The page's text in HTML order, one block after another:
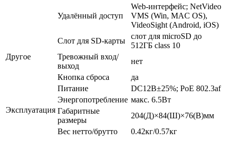
Удалённый доступ
Web-интерфейс; NetVideo
VMS (Win, MAC OS),
VideoSight (Android, iOS)
Другое
Слот для SD-карты
слот для microSD до
512ГБ class 10
Тревожный вход/
выход
нет
Кнопка сброса
да
Эксплуатация
Питание
DC12В±25%; PoE 802.3af
Энергопотребление макс. 6.5Вт
Габаритные
размеры
204(Д)×84(Ш)×76(В)мм
Вес нетто/брутто
0.42кг/0.57кг